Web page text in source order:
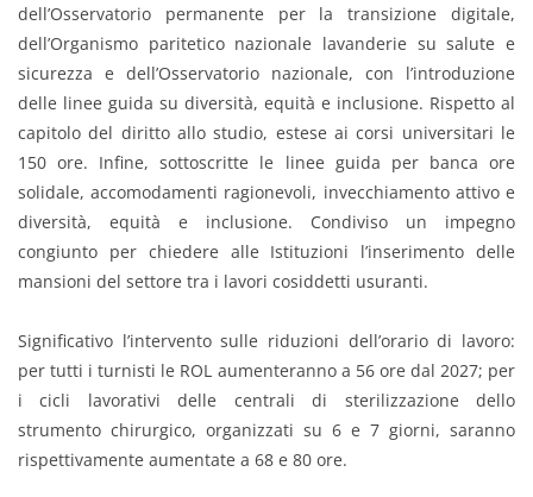
dell’Osservatorio permanente per la transizione digitale,
dell’Organismo paritetico nazionale lavanderie su salute e
sicurezza e dell’Osservatorio nazionale, con l’introduzione
delle linee guida su diversità, equità e inclusione. Rispetto al
capitolo del diritto allo studio, estese ai corsi universitari le
150 ore. Infine, sottoscritte le linee guida per banca ore
solidale, accomodamenti ragionevoli, invecchiamento attivo e
diversità, equità e inclusione. Condiviso un impegno
congiunto per chiedere alle Istituzioni l’inserimento delle
mansioni del settore tra i lavori cosiddetti usuranti.
Significativo l’intervento sulle riduzioni dell’orario di lavoro:
per tutti i turnisti le ROL aumenteranno a 56 ore dal 2027; per
i cicli lavorativi delle centrali di sterilizzazione dello
strumento chirurgico, organizzati su 6 e 7 giorni, saranno
rispettivamente aumentate a 68 e 80 ore.